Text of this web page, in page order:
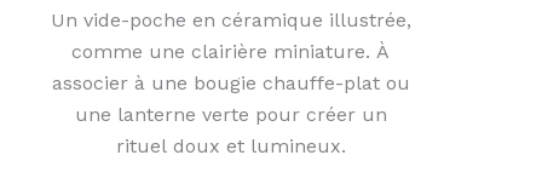
Un vide-poche en céramique illustrée,
comme une clairière miniature. À
associer à une bougie chauffe-plat ou
une lanterne verte pour créer un
rituel doux et lumineux.